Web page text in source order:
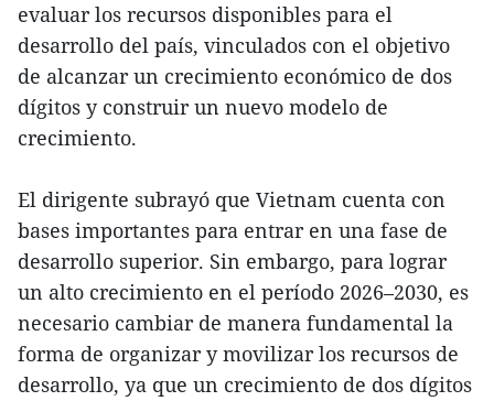
evaluar los recursos disponibles para el
desarrollo del país, vinculados con el objetivo
de alcanzar un crecimiento económico de dos
dígitos y construir un nuevo modelo de
crecimiento.
El dirigente subrayó que Vietnam cuenta con
bases importantes para entrar en una fase de
desarrollo superior. Sin embargo, para lograr
un alto crecimiento en el período 2026–2030, es
necesario cambiar de manera fundamental la
forma de organizar y movilizar los recursos de
desarrollo, ya que un crecimiento de dos dígitos